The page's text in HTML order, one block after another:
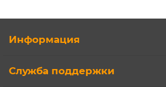
Информация
Служба поддержки